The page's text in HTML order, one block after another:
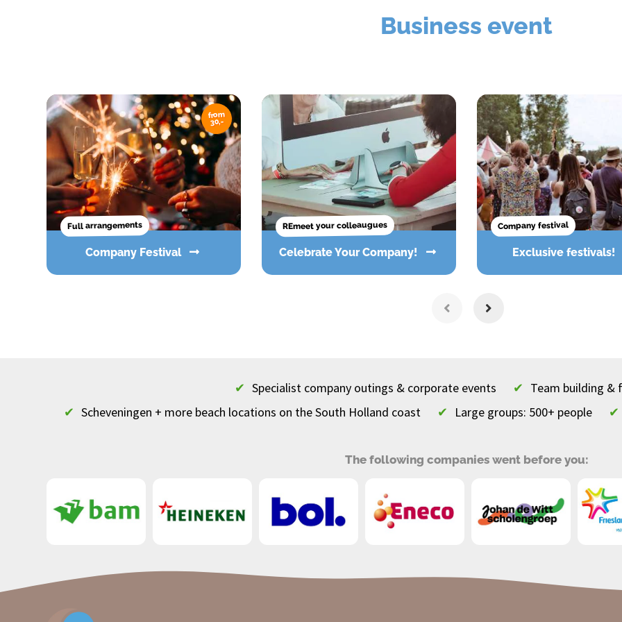
Business event
from
30,-
Full arrangements
Company Festival
REmeet your colleaugues
Celebrate Your Company!
Company festival
Exclusive festivals!
✔ Specialist company outings & corporate events ✔ Team building &
✔ Scheveningen + more beach locations on the South Holland coast ✔ Large groups: 500+ people ✔
The following companies went before you: